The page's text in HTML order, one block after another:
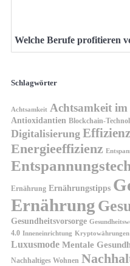
Welche Berufe profitieren
Schlagwörter
Achtsamkeit Achtsamkeit
Antioxidantien Blockchain-
Digitalisierung
Energieeffizienz
Ernährung Ernährungstipps
Ernährung
Gesundheitsvorsorge
4.0 Inneneinrichtung Kryptowährungen
Luxusmode Mentale
Nachhaltiges Wohnen